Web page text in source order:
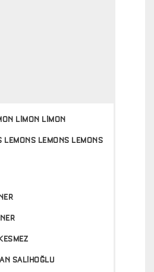
LİMON LİMON
LEMONS LEMONS LEMONS
SALİHOĞLU